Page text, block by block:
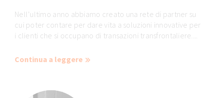
Nell’ultimo anno abbiamo creato una rete di partner su
cui poter contare per dare vita a soluzioni innovative per
i clienti che si occupano di transazioni transfrontaliere....
Continua a leggere